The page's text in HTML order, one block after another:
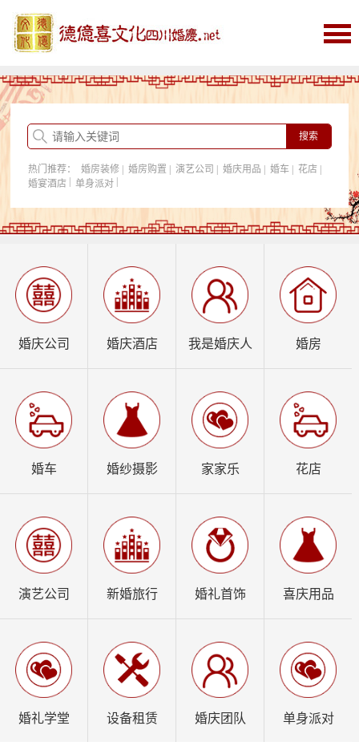
首页
婚庆
婚庆酒店
婚房购置
我是婚庆人
热门推荐： 婚房装修| 婚房购置 演艺公司 婚庆用品 婚车| 花店|
婚宴酒店| 单身派对|
婚庆公司 婚庆酒店 我是婚庆人 婚房
婚车 婚纱摄影 家家乐 花店
演艺公司 新婚旅行 婚礼首饰 喜庆用品
婚礼学堂 设备租赁 婚庆团队 单身派对